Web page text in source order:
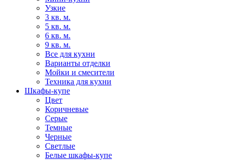
Узкие
3 кв. м.
5 кв. м.
6 кв. м.
9 кв. м.
Все для кухни
Варианты отделки
Мойки и смесители
Техника для кухни
Шкафы-купе
Цвет
Коричневые
Серые
Темные
Черные
Светлые
Белые шкафы-купе